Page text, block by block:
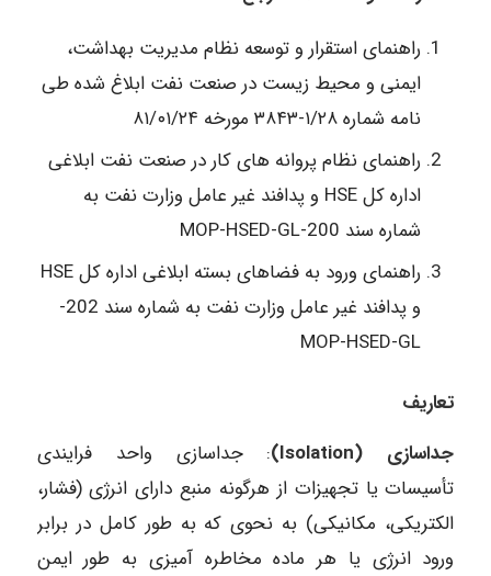
راهنمای استقرار و توسعه نظام مدیریت بهداشت،
ایمنی و محیط زیست در صنعت نفت ابلاغ شده طی
نامه شماره ۱/۲۸-۳۸۴۳ مورخه ۸۱/۰۱/۲۴
راهنمای نظام پروانه های کار در صنعت نفت ابلاغی
اداره کل HSE و پدافند غیر عامل وزارت نفت به
شماره سند 200-MOP-HSED-GL
راهنمای ورود به فضاهای بسته ابلاغی اداره کل HSE
و پدافند غیر عامل وزارت نفت به شماره سند 202-
MOP-HSED-GL
تعاریف
جداسازی (Isolation)
: جداسازی واحد فرایندی
تأسیسات یا تجهیزات از هرگونه منبع دارای انرژی (فشار،
الکتریکی، مکانیکی) به نحوی که به طور کامل در برابر
ورود انرژی یا هر ماده مخاطره آمیزی به طور ایمن